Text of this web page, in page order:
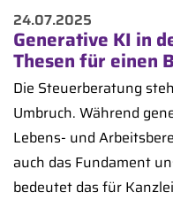
24.07.2025
Generative KI in
Thesen für einen
Die Steuerberatung
Umbruch. Während
Lebens- und
auch das Fundament
bedeutet das für